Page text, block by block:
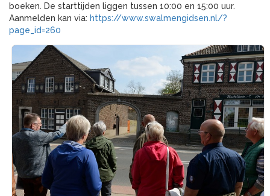
boeken. De starttijden liggen tussen 10:00 en 15:00 uur.
Aanmelden kan via: https://www.swalmengidsen.nl/?
page_id=260